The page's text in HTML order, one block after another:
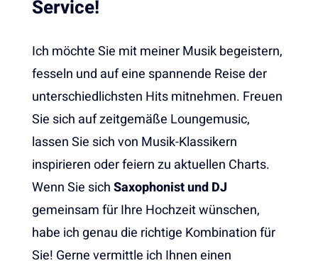
Service!
Ich möchte Sie mit meiner Musik begeistern,
fesseln und auf eine spannende Reise der
unterschiedlichsten Hits mitnehmen. Freuen
Sie sich auf zeitgemäße Loungemusic,
lassen Sie sich von Musik-Klassikern
inspirieren oder feiern zu aktuellen Charts.
Wenn Sie sichSaxophonist und DJ
gemeinsam für Ihre Hochzeit wünschen,
habe ich genau die richtige Kombination für
Sie! Gerne vermittle ich Ihnen einen